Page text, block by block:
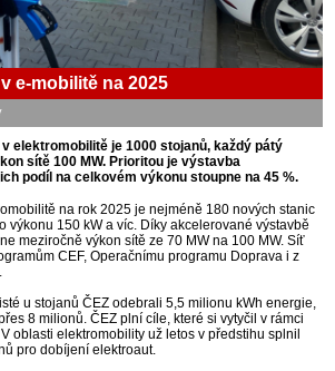
e-mobilitě na 2025
elektromobilitě je 1000 stojanů, každý pátý
sítě 100 MW. Prioritou je výstavba
podíl na celkovém výkonu stoupne na 45 %.
na rok 2025 je nejméně 180 nových stanic
výkonu 150 kW a víc. Díky akcelerované výstavbě
meziročně výkon sítě ze 70 MW na 100 MW. Síť
CEF, Operačnímu programu Doprava i z
u stojanů ČEZ odebrali 5,5 milionu kWh energie,
8 milionů. ČEZ plní cíle, které si vytyčil v rámci
oblasti elektromobility už letos v předstihu splnil
pro dobíjení elektroaut.